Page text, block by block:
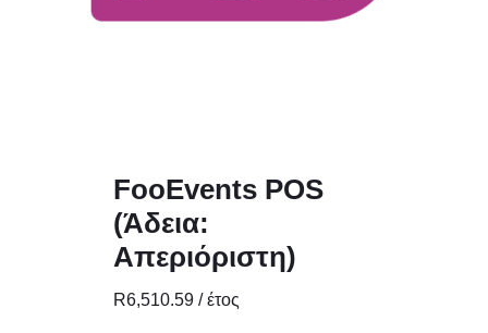
FooEvents POS
(Άδεια:
Απεριόριστη)
R6,510.59 / έτος